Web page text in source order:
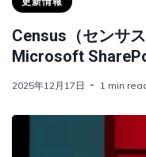
Census（センサ
Microsoft
2025年12月17日 1 min